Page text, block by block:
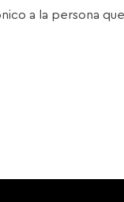
a la persona